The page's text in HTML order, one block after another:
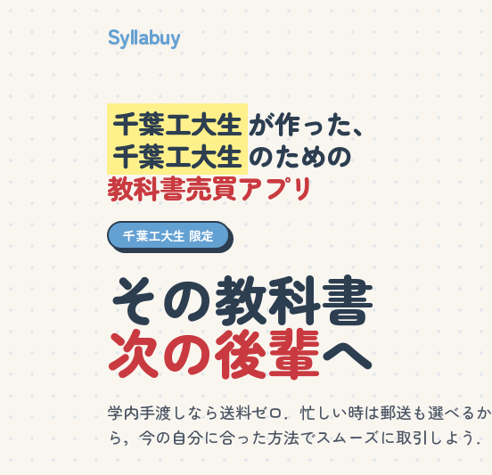
Syllabuy
千葉工大生が作った、
千葉工大生のための
教科書売買アプリ
千葉工大生 限定
その教科書
次の後輩へ
学内手渡しなら送料ゼロ．忙しい時は郵送も選べるか
ら，今の自分に合った方法でスムーズに取引しよう．